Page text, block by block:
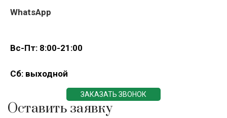
WhatsApp
Вс-Пт: 8:00-21:00
Сб: выходной
ЗАКАЗАТЬ ЗВОНОК
Оставить заявку